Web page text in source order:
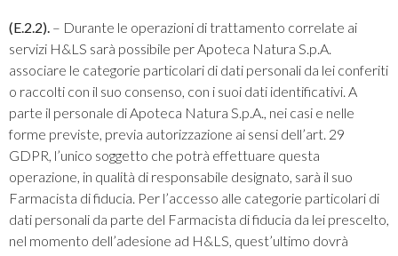
(E.2.2). – Durante le operazioni di trattamento correlate ai
servizi H&LS sarà possibile per Apoteca Natura S.p.A.
associare le categorie particolari di dati personali da lei conferiti
o raccolti con il suo consenso, con i suoi dati identificativi. A
parte il personale di Apoteca Natura S.p.A., nei casi e nelle
forme previste, previa autorizzazione ai sensi dell’art. 29
GDPR, l’unico soggetto che potrà effettuare questa
operazione, in qualità di responsabile designato, sarà il suo
Farmacista di fiducia. Per l’accesso alle categorie particolari di
dati personali da parte del Farmacista di fiducia da lei prescelto,
nel momento dell’adesione ad H&LS, quest’ultimo dovrà